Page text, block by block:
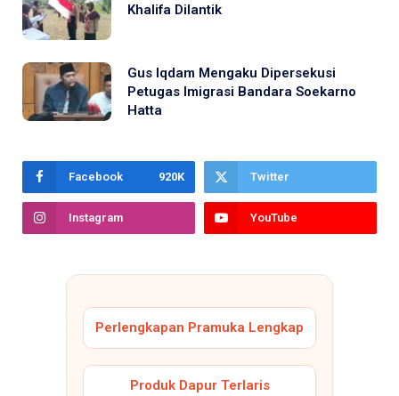
Khalifa Dilantik
Gus Iqdam Mengaku Dipersekusi
Petugas Imigrasi Bandara Soekarno
Hatta
Facebook 920K Twitter
Instagram YouTube
Perlengkapan Pramuka Lengkap
Produk Dapur Terlaris